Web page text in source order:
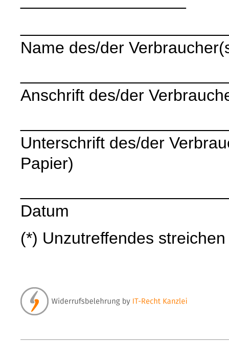
Name des/der
Anschrift des/der
Unterschrift des/der
Papier)
Datum
(*) Unzutreffendes streichen